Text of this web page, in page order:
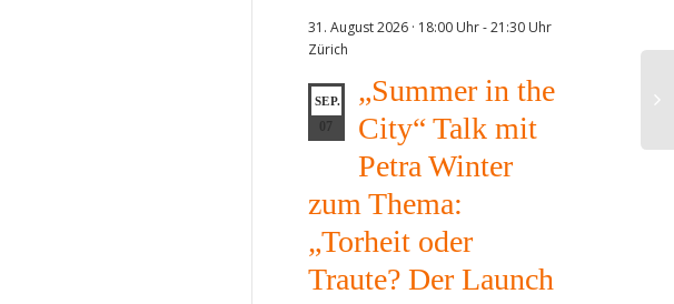
31. August 2026 · 18:00 Uhr-21:30 Uhr
Zürich
SEP.
07
„Summer in the
City“ Talk mit
Petra Winter
zum Thema:
„Torheit oder
Traute? Der Launch